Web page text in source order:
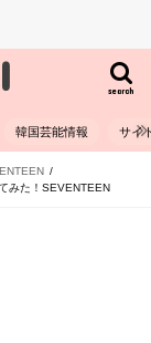
search
韓国芸能情報 サイ
みた！SEVENTEEN